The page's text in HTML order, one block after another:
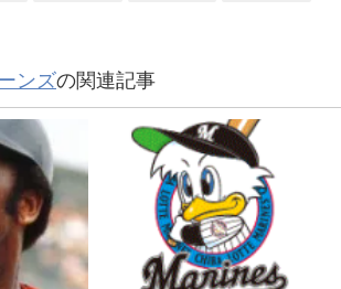
ンズの関連記事